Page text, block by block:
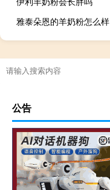
雅泰朵恩的羊奶粉怎么样
公告